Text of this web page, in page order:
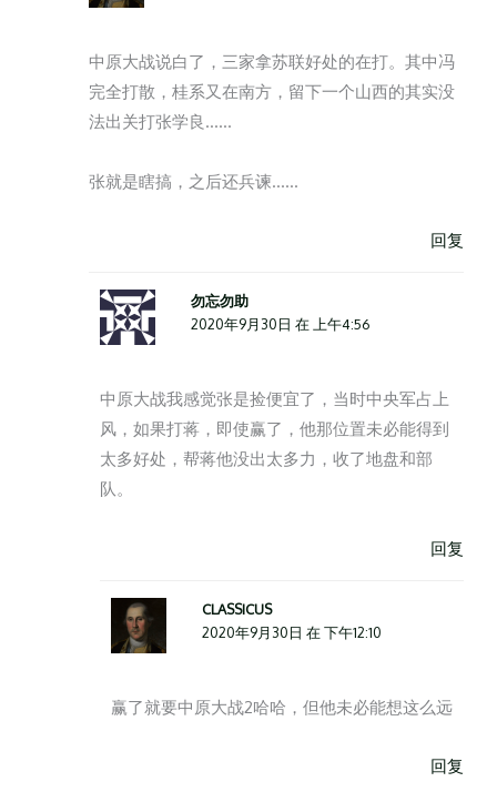
中原大战说白了，三家拿苏联好处的在打。其中冯
完全打散，桂系又在南方，留下一个山西的其实没
法出关打张学良……
张就是瞎搞，之后还兵谏……
回复
勿忘勿助
2020年9月30日 在 上午4:56
中原大战我感觉张是捡便宜了，当时中央军占上
风，如果打蒋，即使赢了，他那位置未必能得到
太多好处，帮蒋他没出太多力，收了地盘和部
队。
回复
CLASSICUS
2020年9月30日 在 下午12:10
赢了就要中原大战2哈哈，但他未必能想这么远
回复